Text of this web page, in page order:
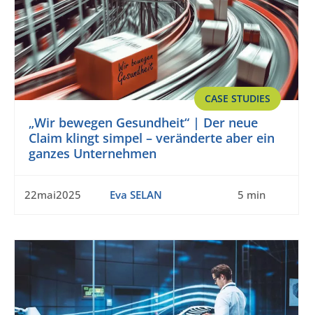
CASE STUDIES
„Wir bewegen Gesundheit“ | Der neue
Claim klingt simpel – veränderte aber ein
ganzes Unternehmen
22mai2025 Eva SELAN 5 min